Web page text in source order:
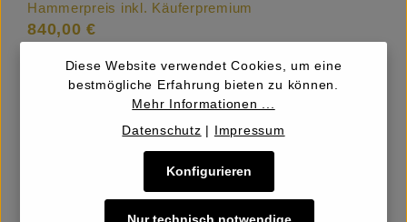
Hammerpreis inkl. Käuferpremium
840,00 €
Details
Diese Website verwendet Cookies, um eine
bestmögliche Erfahrung bieten zu können.
Mehr Informationen ...
Datenschutz | Impressum
Konfigurieren